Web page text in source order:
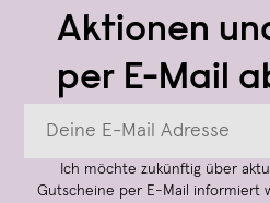
Aktionen
per E-Mail
Ich möchte zukünftig über
Gutscheine per E-Mail informiert